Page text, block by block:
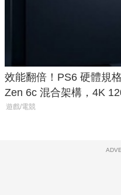
效能翻倍！PS6 硬體規
Zen 6c 混合架構，4K
遊戲/電競